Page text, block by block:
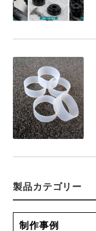
製品カテゴリー
制作事例